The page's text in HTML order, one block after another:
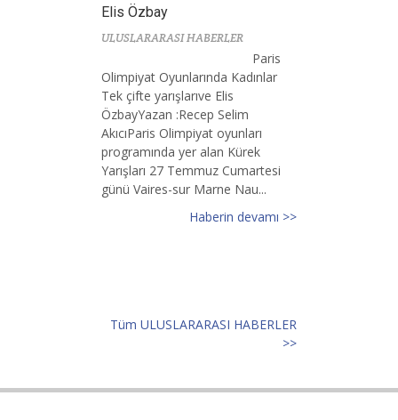
Elis Özbay
ULUSLARARASI HABERLER
Paris
Olimpiyat Oyunlarında Kadınlar
Tek çifte yarışlarıve Elis
ÖzbayYazan :Recep Selim
AkıcıParis Olimpiyat oyunları
programında yer alan Kürek
Yarışları 27 Temmuz Cumartesi
günü Vaires-sur Marne Nau...
Haberin devamı >>
Tüm ULUSLARARASI HABERLER
>>